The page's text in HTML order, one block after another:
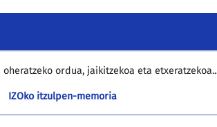
oheratzeko ordua, jaikitzekoa eta
IZOko itzulpen-memoria